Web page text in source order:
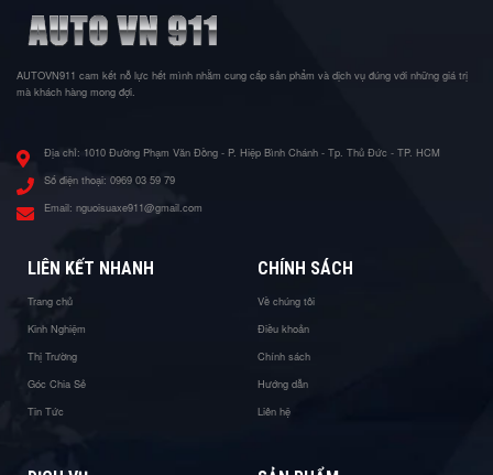
AUTOVN911 cam kết nỗ lực hết mình nhằm cung cấp sản phẩm và dịch vụ đúng với những giá trị
mà khách hàng mong đợi.
Địa chỉ: 1010 Đường Phạm Văn Đồng - P. Hiệp Bình Chánh - Tp. Thủ Đức - TP. HCM
Số điện thoại: 0969 03 59 79
Email: nguoisuaxe911@gmail.com
LIÊN KẾT NHANH
Trang chủ
Kinh Nghiệm
Thị Trường
Góc Chia Sẻ
Tin Tức
CHÍNH SÁCH
Về chúng tôi
Điều khoản
Chính sách
Hướng dẫn
Liên hệ